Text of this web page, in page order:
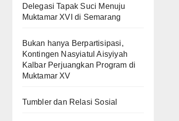
Delegasi Tapak Suci Menuju
Muktamar XVI di Semarang
Bukan hanya Berpartisipasi,
Kontingen Nasyiatul Aisyiyah
Kalbar Perjuangkan Program di
Muktamar XV
Tumbler dan Relasi Sosial